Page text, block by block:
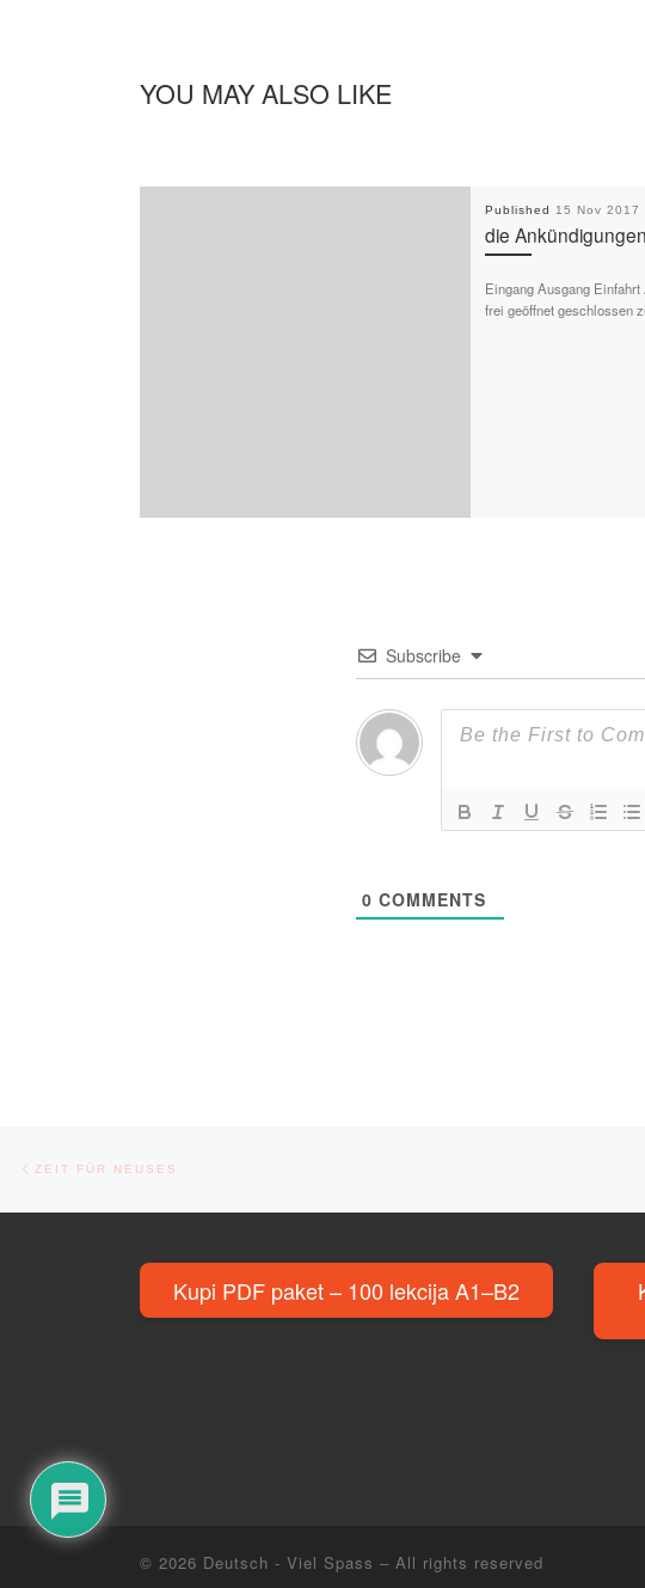
YOU MAY ALSO LIKE
Published 15 Nov 2017
die Ankündigungen
Eingang Ausgang
frei geöffnet geschlossen
Subscribe
0 COMMENTS
Post navigation
ZEIT FÜR NEUSES
Kupi PDF paket – 100 lekcija A1–B2
© 2026 Deutsch - Viel Spass – All rights reserved